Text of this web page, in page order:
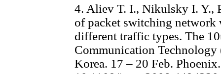
4. Aliev T. I., Nikulsky I. Y.,
of packet switching
different traffic types. The
Communication
Korea. 17 – 20 Feb.